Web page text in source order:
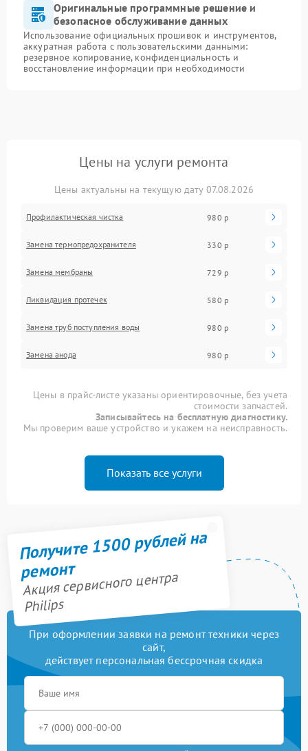
Оригинальные программные решение и
безопасное обслуживание данных
Использование официальных прошивок и инструментов,
аккуратная работа с пользовательскими данными:
резервное копирование, конфиденциальность и
восстановление информации при необходимости
Цены на услуги ремонта
Цены актуальны на текущую дату 07.08.2026
Профилактическая чистка 980 р
Замена термопредохранителя 330 р
Замена мембраны 729 р
Ликвидация протечек 580 р
Замена труб поступления воды 980 р
Замена анода 980 р
Цены в прайс-листе указаны ориентировочные, без учета
стоимости запчастей.
Записывайтесь на бесплатную диагностику.
Мы проверим ваше устройство и укажем на неисправность.
Показать все услуги
Получите 1500 рублей на
ремонт
Акция сервисного центра
Philips
При оформлении заявки на ремонт техники через
сайт,
действует персональная бессрочная скидка